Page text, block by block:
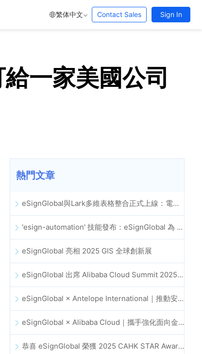
繁体中文 Contact Sales Sign In
一家美國公司
熱門文章
eSignGlobal與Lark多維表格整合正式上線：電子合約簽署歸檔全程自動化
'esign-automation' 技能發布：eSignGlobal 為 OpenClaw 提供自動化電子簽名能力
eSignGlobal 亮相 2025 GIS 全球創新展
eSignGlobal 出席 Alibaba Cloud Summit 2025 香港站，推動 AI 驅動的雲端創新與數位信任發展
eSignGlobal × Antelope International｜推動安全且由 AI 驅動的數位化工作流程
eSignGlobal × Alibaba Cloud｜攜手強化面向金融科技的全球數位信任
恭喜 eSignGlobal 榮獲 2025 CAHK STAR Award！